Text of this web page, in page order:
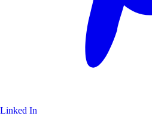
Linked In